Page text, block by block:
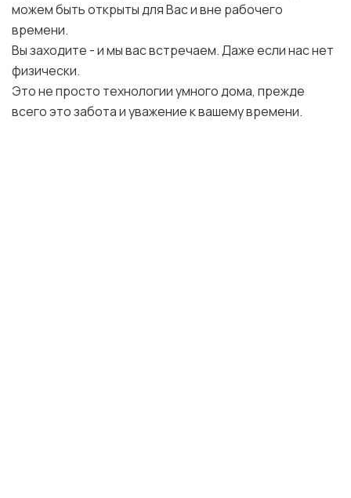
можем быть открыты для Вас и вне рабочего
времени.
Вы заходите - и мы вас встречаем. Даже если нас нет
физически.
Это не просто технологии умного дома, прежде
всего это забота и уважение к вашему времени.